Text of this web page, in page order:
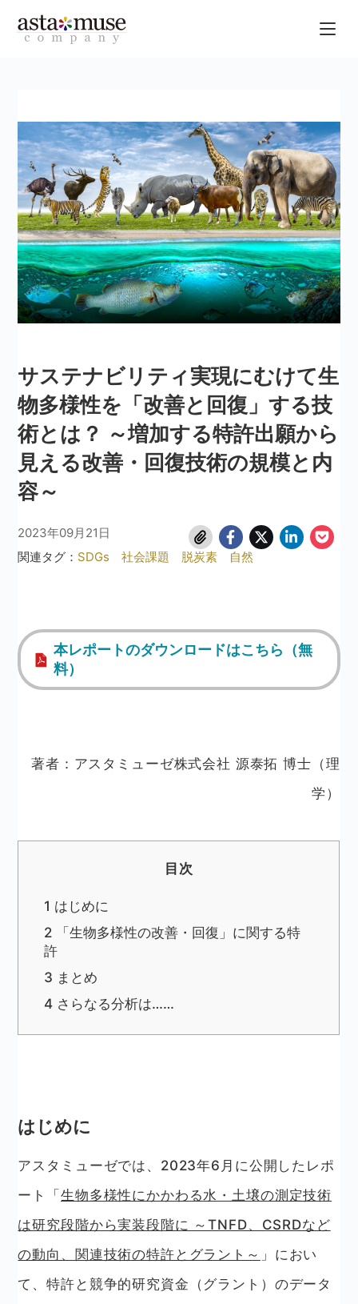
サステナビリティ実現にむけて生
物多様性を「改善と回復」する技
術とは？ ～増加する特許出願から
見える改善・回復技術の規模と内
容～
2023年09月21日
関連タグ： SDGs 社会課題 脱炭素 自然
本レポートのダウンロードはこちら（無
料）
著者：アスタミューゼ株式会社 源泰拓 博士（理
学）
目次
1 はじめに
2 「生物多様性の改善・回復」に関する特
許
3 まとめ
4 さらなる分析は……
はじめに
アスタミューゼでは、2023年6月に公開したレポ
ート「生物多様性にかかわる水・土壌の測定技術
は研究段階から実装段階に ～TNFD、CSRDなど
の動向、関連技術の特許とグラント～ 」におい
て、特許と競争的研究資金（グラント）のデータ